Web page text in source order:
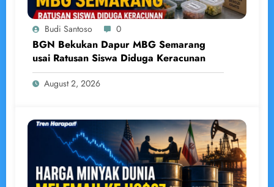
Budi Santoso 0
BGN Bekukan Dapur MBG Semarang
usai Ratusan Siswa Diduga Keracunan
August 2, 2026